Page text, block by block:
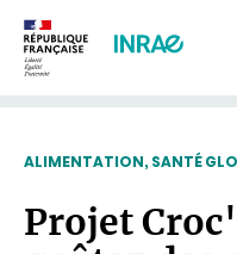
ALIMENTATION, SANTÉ
Projet